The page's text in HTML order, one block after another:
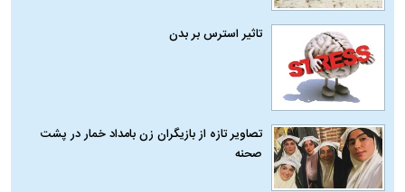
تاثیر استرس بر بدن
تصاویر تازه از بازیگران زن بامداد خمار در پشت
صحنه